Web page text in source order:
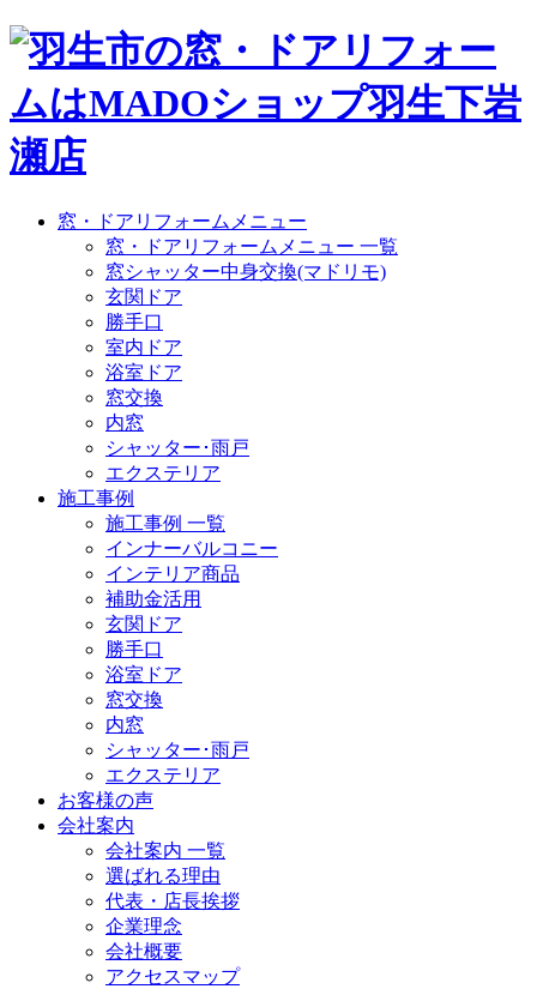
窓・ドアリフォームメニュー
窓・ドアリフォームメニュー 一覧
窓シャッター中身交換(マドリモ)
玄関ドア
勝手口
室内ドア
浴室ドア
窓交換
内窓
シャッター･雨戸
エクステリア
施工事例
施工事例 一覧
インナーバルコニー
インテリア商品
補助金活用
玄関ドア
勝手口
浴室ドア
窓交換
内窓
シャッター･雨戸
エクステリア
お客様の声
会社案内
会社案内 一覧
選ばれる理由
代表・店長挨拶
企業理念
会社概要
アクセスマップ